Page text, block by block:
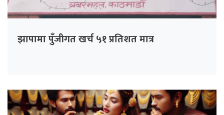
झापामा पुँजीगत खर्च ५१ प्रतिशत मात्र